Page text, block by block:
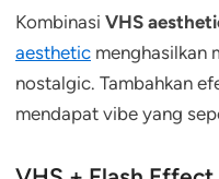
Kombinasi VHS
aesthetic menghasilkan
nostalgic. Tambahkan
mendapat vibe yang